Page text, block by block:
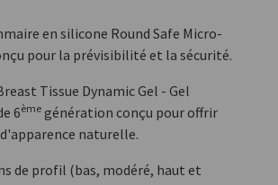
en silicone Round Safe Micro-
pour la prévisibilité et la sécurité.
Tissue Dynamic Gel - Gel
6ème génération conçu pour offrir
naturelle.
de profil (bas, modéré, haut et